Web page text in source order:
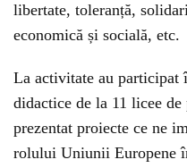
libertate, toleranță,
economică și socială, etc.
La activitate au participat
didactice de la 11 licee
prezentat proiecte ce ne
rolului Uniunii Europene